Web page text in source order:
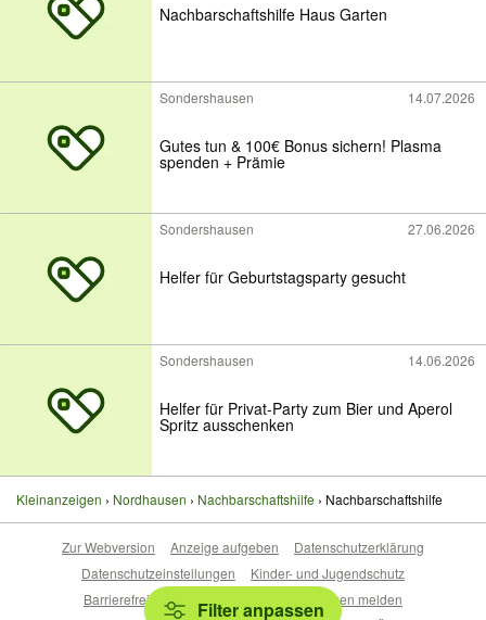
Nachbarschaftshilfe Haus Garten
Sondershausen 14.07.2026
Gutes tun & 100€ Bonus sichern! Plasma
spenden + Prämie
Sondershausen 27.06.2026
Helfer für Geburtstagsparty gesucht
Sondershausen 14.06.2026
Helfer für Privat-Party zum Bier und Aperol
Spritz ausschenken
Kleinanzeigen Nordhausen Nachbarschaftshilfe Nachbarschaftshilfe
Filter anpassen
Zur Webversion Anzeige aufgeben
Datenschutzerklärung
Datenschutzeinstellungen
Kinder- und Jugendschutz
Barrierefreiheitserklärung
Sicherheitslücken melden